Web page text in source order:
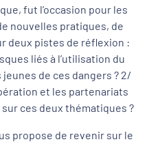
fut l’occasion pour les
nouvelles pratiques, de
deux pistes de réflexion :
liés à l’utilisation du
de ces dangers ? 2/
et les partenariats
ces deux thématiques ?
propose de revenir sur le